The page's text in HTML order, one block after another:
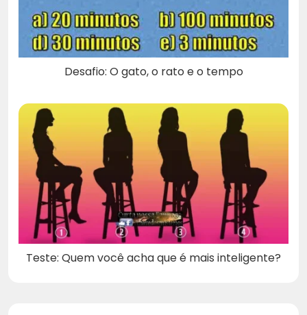
Desafio: O gato, o rato e o tempo
Teste: Quem você acha que é mais inteligente?